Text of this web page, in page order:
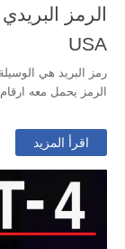
USA
رمز البريد هي
الرمز يحمل معه
اقرأ المزيد